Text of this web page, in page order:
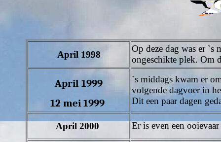
April 1998
Op deze dag was er `s
ongeschikte plek. Om
April 1999
12 mei 1999
`s middags kwam er
volgende dagvoer in
Dit een paar dagen
April 2000 Er is even een